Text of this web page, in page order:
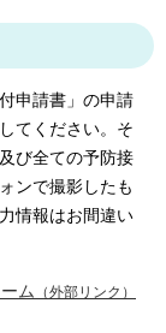
申請書」の申請
てください。そ
び全ての予防接
ンで撮影したも
情報はお間違い
ム （外部リンク）